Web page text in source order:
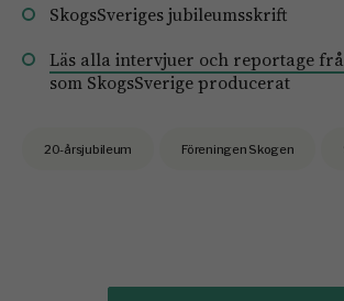
SkogsSveriges jubileumsskrift
Läs alla intervjuer och reportage
som SkogsSverige producerat
20-årsjubileum Föreningen Skogen